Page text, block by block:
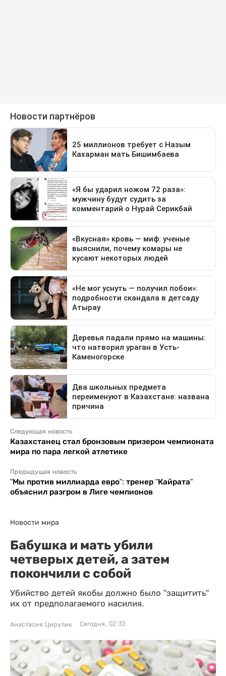
Следующая новость
Казахстанец стал бронзовым призером чемпионата
мира по пара легкой атлетике
Предыдущая новость
"Мы против миллиарда евро": тренер "Кайрата"
объяснил разгром в Лиге чемпионов
Новости мира
Бабушка и мать убили
четверых детей, а затем
покончили с собой
Убийство детей якобы должно было "защитить"
их от предполагаемого насилия.
Анастасия Цирулик Сегодня, 02:33